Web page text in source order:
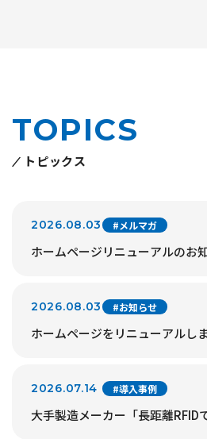
TOPICS
トピックス
2026.08.03 #メルマガ
ホームページリニューアルのお
2026.08.03 #お知らせ
ホームページをリニューアルし
2026.07.14 #導入事例
大手製造メーカー「長距離